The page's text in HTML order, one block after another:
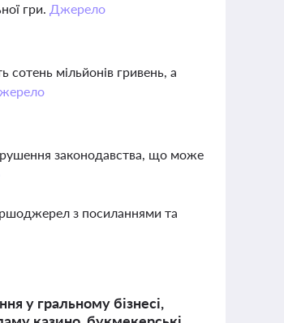
гри. Джерело
мільйонів гривень, а
законодавства, що може
з посиланнями та
у гральному бізнесі,